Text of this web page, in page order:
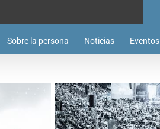
Sobre la persona Noticias Eventos